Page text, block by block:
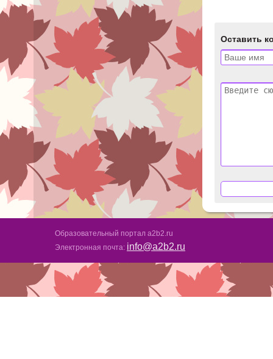
Оставить
Образовательный портал a2b2.ru
Электронная почта: info@a2b2.ru